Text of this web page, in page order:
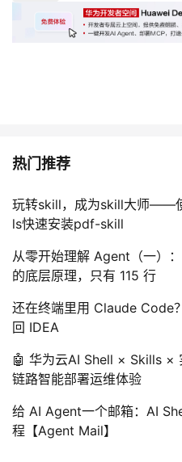
我
的
程
我
认
证
的
实
验
我
的
收
的
技
支
持
我
的
声
建
议
热门推荐
玩转skill，成为skill大师——
ls快速安装pdf-skill
从零开始理解 Agent（一）
的底层原理，只有 115 行
还在终端里用 Claude Code
回 IDEA
🤖 华为云AI Shell × Skills ×
链路智能部署运维体验
给 AI Agent一个邮箱：AI
程【Agent Mail】